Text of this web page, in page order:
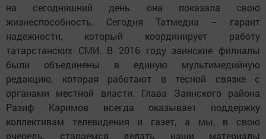
на сегодняшний день она показала свою
жизнеспособность. Сегодня Татмедиа – гарант
надежности, который координирует работу
татарстанских СМИ. В 2016 году заинские филиалы
были объединены в единую мультимедийную
редакцию, которая работают в тесной связке с
органами местной власти. Глава Заинского района
Разиф Каримов всегда оказывает поддержку
коллективам телевидения и газет, а мы, в свою
очередь, стараемся делать наши материалы